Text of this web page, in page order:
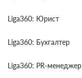
Liga360: Юрист
Liga360: Бухгалтер
Liga360: PR-менеджер